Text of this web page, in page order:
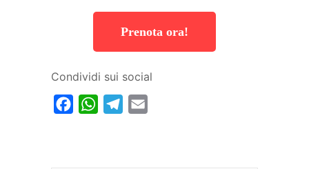
Prenota ora!
Condividi sui social
FacebookWhatsAppTelegram